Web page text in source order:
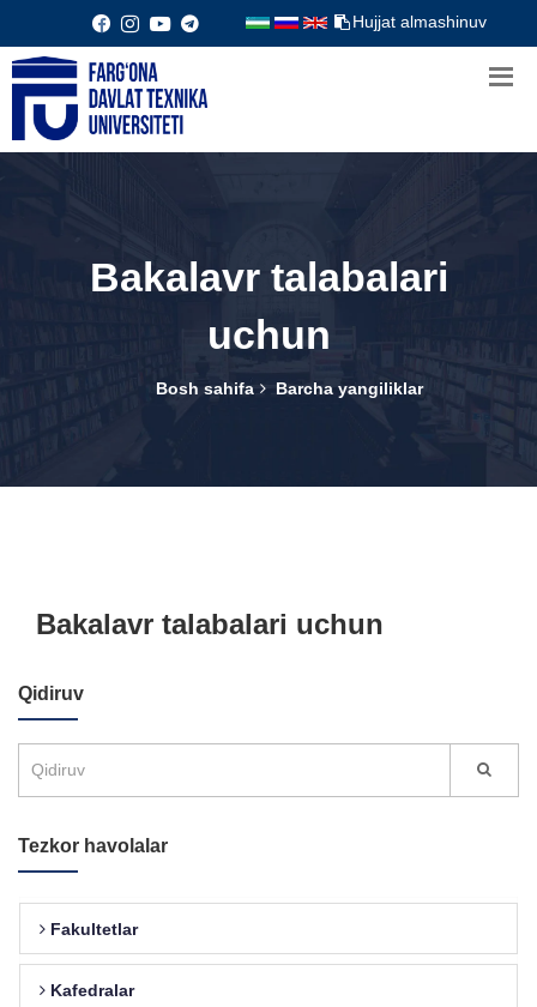
Hujjat almashinuv
Bakalavr talabalari
uchun
Bosh sahifa Barcha yangiliklar
Bakalavr talabalari uchun
Qidiruv
Tezkor havolalar
Fakultetlar
Kafedralar